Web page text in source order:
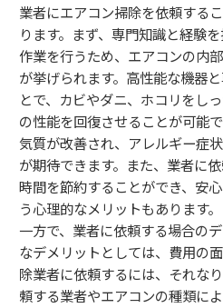
業者にエアコン掃除を依頼する
ります。まず、専門知識と経験
作業を行うため、エアコンの内
が挙げられます。高性能な機器
とで、カビやダニ、ホコリをし
の性能を回復させることが可能
気質が改善され、アレルギー症
が期待できます。また、業者に
時間を節約することができ、安
う心理的なメリットもあります。
一方で、業者に依頼する場合の
なデメリットとしては、費用の
除業者に依頼するには、それな
頼する業者やエアコンの種類に